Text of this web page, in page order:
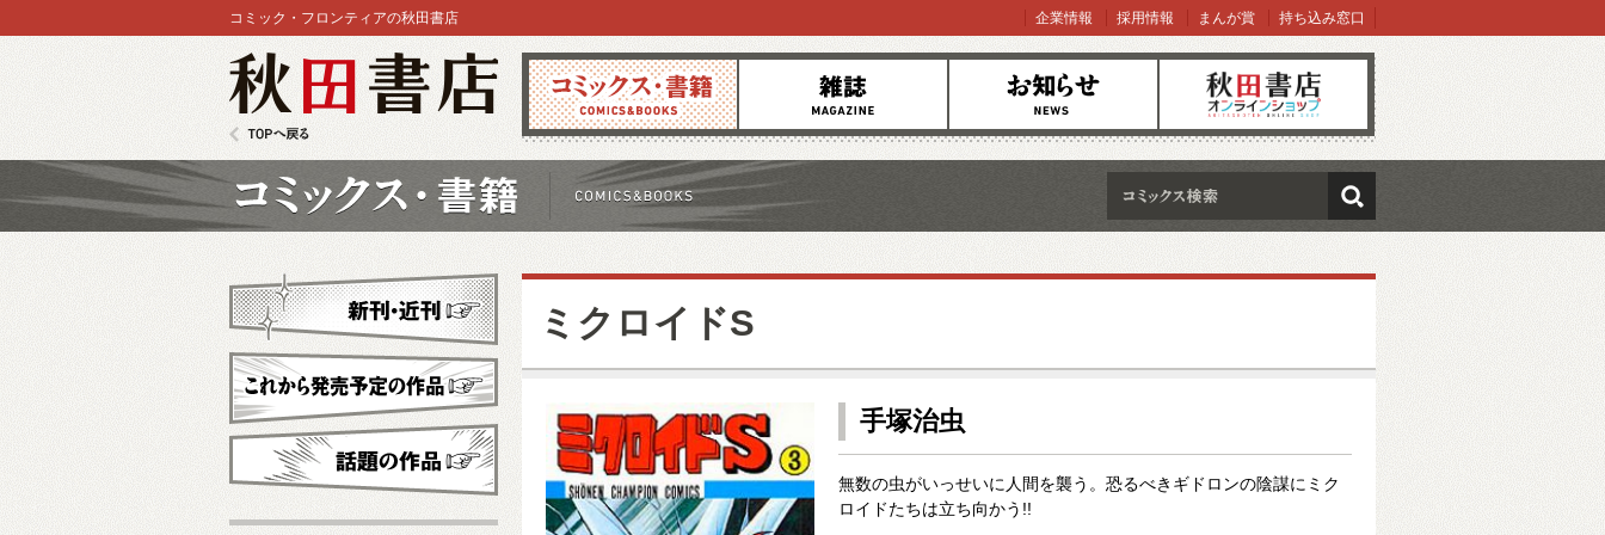
コミックス 雑誌 お知らせ オンラインショップ
コミック・フロンティアの秋田書店 企業情報 採用情報 まんが賞 持ち込み窓口
検索
ミクロイドS
手塚治虫
無数の虫がいっせいに人間を襲う。恐るべきギドロンの陰謀にミク
ロイドたちは立ち向かう!!
新刊・近刊
これから発売予定